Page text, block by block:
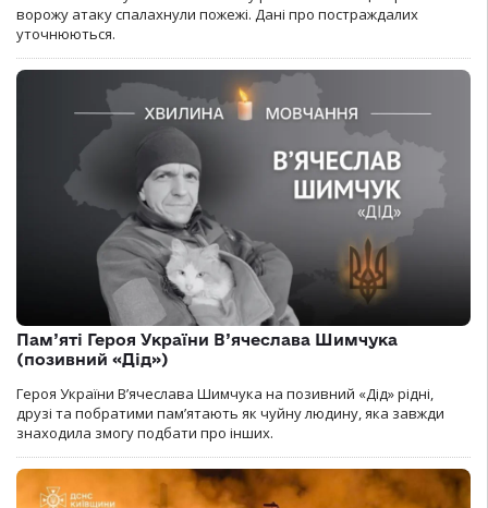
ворожу атаку спалахнули пожежі. Дані про постраждалих
уточнюються.
Пам’яті Героя України В’ячеслава Шимчука
(позивний «Дід»)
Героя України В’ячеслава Шимчука на позивний «Дід» рідні,
друзі та побратими пам’ятають як чуйну людину, яка завжди
знаходила змогу подбати про інших.